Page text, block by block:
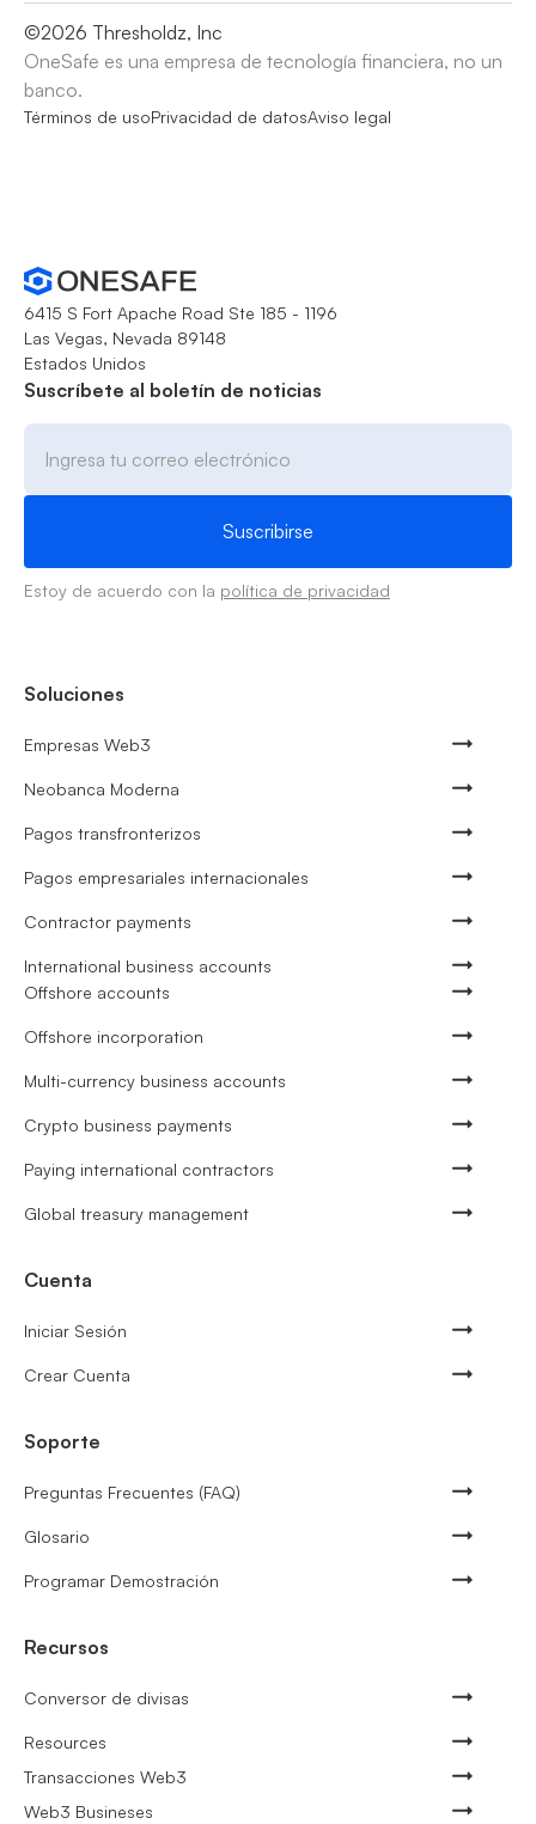
©2026 Thresholdz, Inc
OneSafe es una empresa de tecnología financiera, no un
banco.
Términos de usoPrivacidad de datosAviso legal
6415 S Fort Apache Road Ste 185 - 1196
Las Vegas, Nevada 89148
Estados Unidos
Suscríbete al boletín de noticias
Estoy de acuerdo con la política de privacidad
Soluciones
Empresas Web3
Neobanca Moderna
Pagos transfronterizos
Pagos empresariales internacionales
Contractor payments
International business accounts
Offshore accounts
Offshore incorporation
Multi-currency business accounts
Crypto business payments
Paying international contractors
Global treasury management
Cuenta
Iniciar Sesión
Crear Cuenta
Soporte
Preguntas Frecuentes (FAQ)
Glosario
Programar Demostración
Recursos
Conversor de divisas
Resources
Transacciones Web3
Web3 Busineses